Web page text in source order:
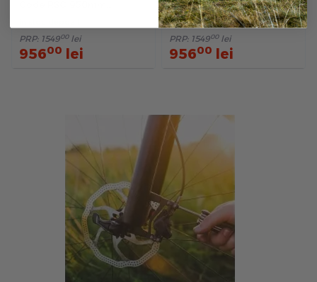
PRP: 154900 lei
95600 lei
Sram Code RSC 2000mm
Black/Rainbow
in stoc depozit
PRP: 154900 lei
95600 lei